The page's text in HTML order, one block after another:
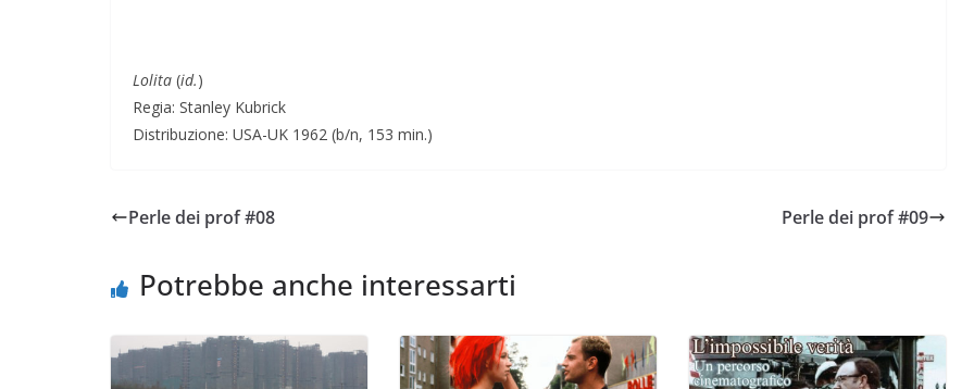
Lolita (id.)
Regia: Stanley Kubrick
Distribuzione: USA-UK 1962 (b/n, 153 min.)
Perle dei prof #08 Perle dei prof #09
Potrebbe anche interessarti